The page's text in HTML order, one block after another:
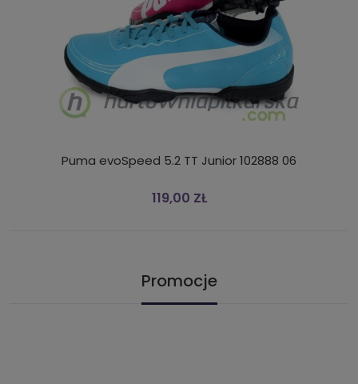
Puma evoSpeed 5.2 TT Junior 102888 06
119,00 ZŁ
Promocje